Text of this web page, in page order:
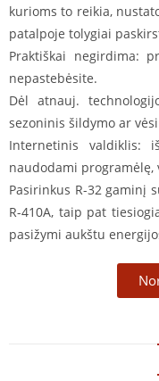
kurioms to reikia,
patalpoje tolygiai
Praktiškai negirdima:
nepastebėsite.
Dėl atnauj.
sezoninis šildymo ar
Internetinis valdiklis:
naudodami
Pasirinkus R-32 gaminį
R-410A, taip pat
pasižymi aukštu